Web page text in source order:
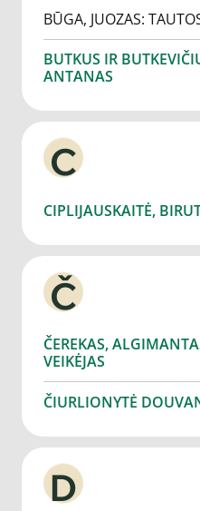
BŪGA, JUOZAS:
BUTKUS IR
ANTANAS
C
CIPLIJAUSKAITĖ,
Č
ČEREKAS,
VEIKĖJAS
ČIURLIONYTĖ
D